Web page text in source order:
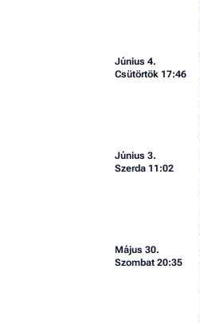
Június 4.
Csütörtök 17:46
Június 3.
Szerda 11:02
Május 30.
Szombat 20:35